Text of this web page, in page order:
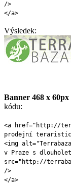
/>
</a>
Výsledek:
Banner 468 x 60px
kódu:
<a href="http://
prodejní
<img
v Praze s
src="http://
/>
</a>